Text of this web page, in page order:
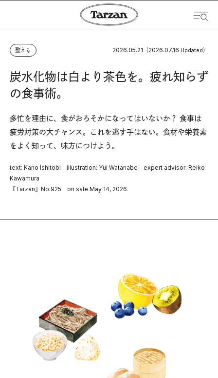
整える 2026.05.21 （2026.07.16 Updated）
炭水化物は白より茶色を。疲れ知らず
の食事術。
多忙を理由に、食がおろそかになってはいないか？ 食事は
疲労対策の大チャンス。これを逃す手はない。食材や栄養素
をよく知って、味方につけよう。
text: Kano Ishitobi illustration: Yui Watanabe expert advisor: Reiko
Kawamura
『Tarzan』No.925 on sale May 14, 2026.